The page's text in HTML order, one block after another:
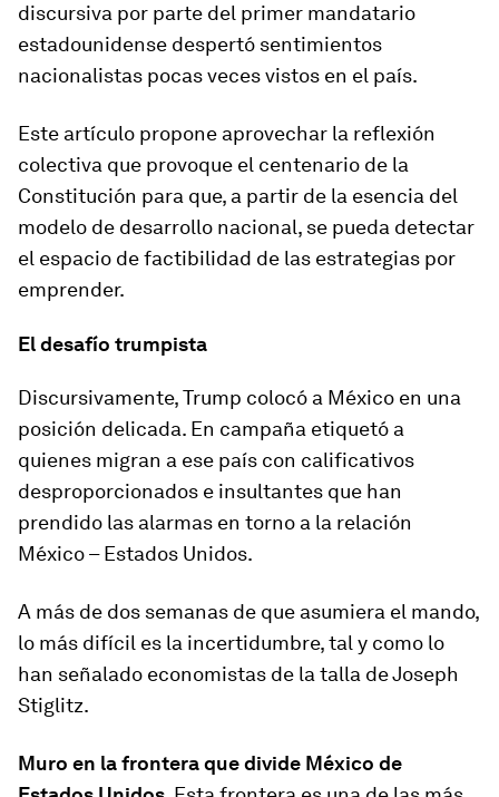
discursiva por parte del primer mandatario
estadounidense despertó sentimientos
nacionalistas pocas veces vistos en el país.
Este artículo propone aprovechar la reflexión
colectiva que provoque el centenario de la
Constitución para que, a partir de la esencia del
modelo de desarrollo nacional, se pueda detectar
el espacio de factibilidad de las estrategias por
emprender.
El desafío trumpista
Discursivamente, Trump colocó a México en una
posición delicada. En campaña etiquetó a
quienes migran a ese país con calificativos
desproporcionados e insultantes que han
prendido las alarmas en torno a la relación
México – Estados Unidos.
A más de dos semanas de que asumiera el mando,
lo más difícil es la incertidumbre, tal y como lo
han señalado economistas de la talla de Joseph
Stiglitz.
Muro en la frontera que divide México de